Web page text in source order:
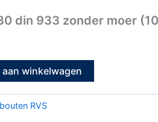
din 933 zonder moer
winkelwagen
RVS